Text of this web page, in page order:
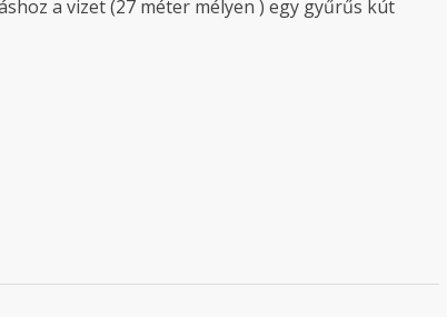
a vizet (27 méter mélyen ) egy gyűrűs kút